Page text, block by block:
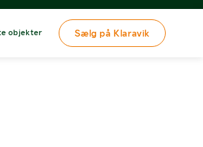
objekter Sælg på Klaravik